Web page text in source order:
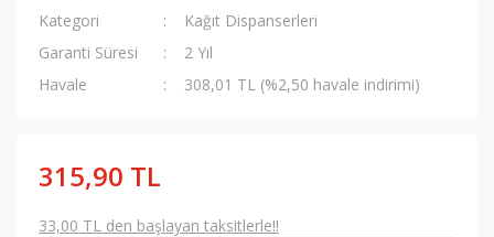
Kategori
Kağıt Dispanserleri
Garanti Süresi
2 Yıl
Havale
308,01 TL (%2,50 havale indirimi)
315,90 TL
33,00 TL den başlayan taksitlerle!!